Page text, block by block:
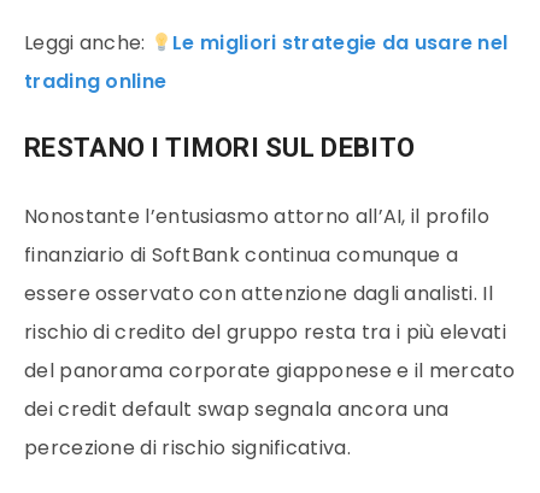
Leggi anche:
Le migliori strategie da usare nel
trading online
RESTANO I TIMORI SUL DEBITO
Nonostante l’entusiasmo attorno all’AI, il profilo
finanziario di SoftBank continua comunque a
essere osservato con attenzione dagli analisti. Il
rischio di credito del gruppo resta tra i più elevati
del panorama corporate giapponese e il mercato
dei credit default swap segnala ancora una
percezione di rischio significativa.